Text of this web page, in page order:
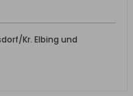
Kr. Elbing und